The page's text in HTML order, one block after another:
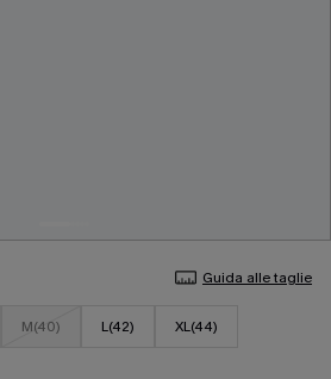
Guida alle taglie
M(40) L(42) XL(44)